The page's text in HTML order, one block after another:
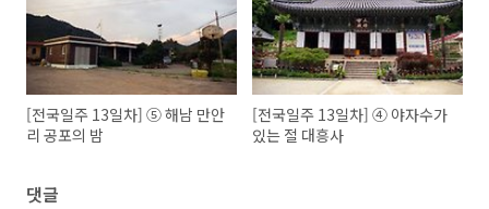
[전국일주 13일차] ⑤ 해남 만안
리 공포의 밤
[전국일주 13일차] ④ 야자수가
있는 절 대흥사
댓글